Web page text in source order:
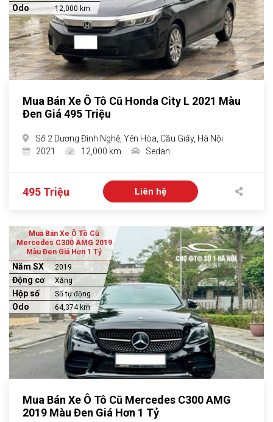
Odo 12,000 km
Mua Bán Xe Ô Tô Cũ Honda City L 2021 Màu
Đen Giá 495 Triệu
Số 2 Dương Đình Nghệ, Yên Hòa, Cầu Giấy, Hà Nội
2021
12,000 km Sedan
495 Triệu Liên hệ
Mua Bán Xe Ô Tô Cũ
Mercedes C300 AMG 2019
Màu Đen Giá Hơn 1 Tỷ
Năm SX 2019
Động cơ Xăng
Hộp số Số tự động
Odo 64,374 km
Mua Bán Xe Ô Tô Cũ Mercedes C300 AMG
2019 Màu Đen Giá Hơn 1 Tỷ